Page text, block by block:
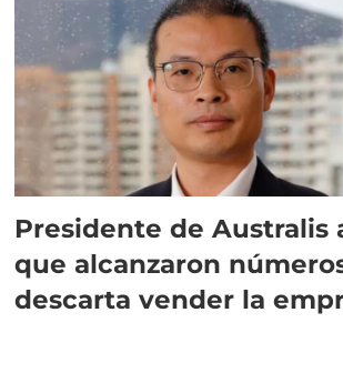
Presidente de Australis
que alcanzaron
descarta vender la